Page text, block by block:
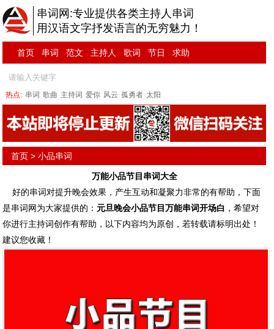
串词网:专业提供各类主持人串词
用汉语文字抒发语言的无穷魅力！
首页 串词 范文 主持人 歌词 节日 求助
热点: 串词 歌曲 主持词 爱你 风云 孤勇者 太阳
首页 >小品串词
万能小品节目串词大全
好的串词对提升晚会效果，产生互动和凝聚力非常的有帮助，下面
是串词网为大家提供的： 元旦晚会小品节目万能串词开场白 ，希望对
你进行主持词创作有帮助，以下内容均为原创，若转载请标明出处！
建议您收藏！